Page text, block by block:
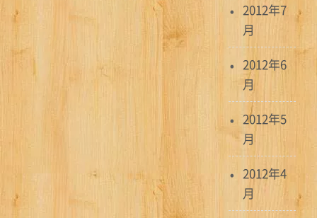
2012年7
月
2012年6
月
2012年5
月
2012年4
月